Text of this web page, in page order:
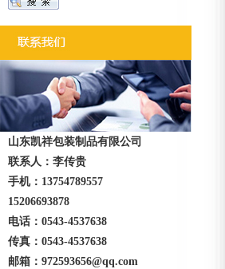
山东凯祥包装制品有限公司
联系人：李传贵
手机：13754789557
15206693878
电话：0543-4537638
传真：0543-4537638
邮箱：972593656@qq.com